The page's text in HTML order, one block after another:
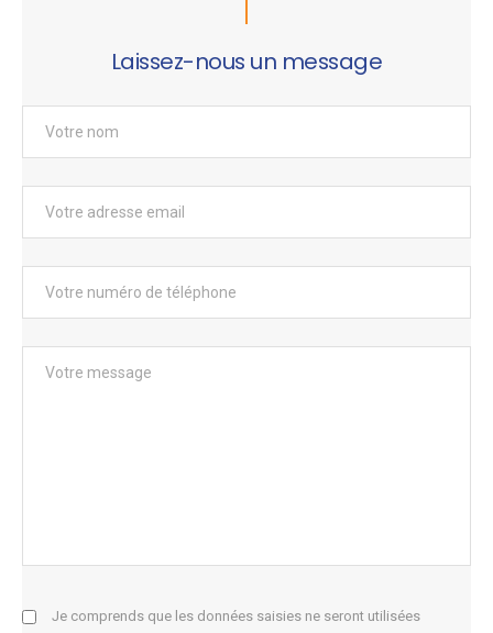
Laissez-nous un message
Je comprends que les données saisies ne seront utilisées